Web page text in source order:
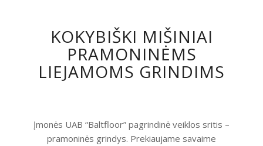
KOKYBIŠKI MIŠINIAI
PRAMONINĖMS
LIEJAMOMS GRINDIMS
Įmonės UAB “Baltfloor” pagrindinė veiklos sritis –
pramoninės grindys. Prekiaujame savaime